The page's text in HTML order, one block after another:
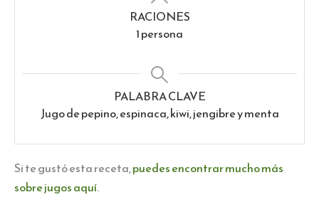
RACIONES
1persona
PALABRA CLAVE
Jugo de pepino, espinaca, kiwi, jengibre y menta
Si te gustó esta receta,puedes encontrar mucho más
sobre jugos aquí.